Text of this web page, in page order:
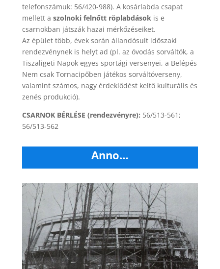
telefonszámuk: 56/420-988). A kosárlabda csapat
mellett a szolnoki felnőtt röplabdások is e
csarnokban játszák hazai mérkőzéseiket.
Az épület több, évek során állandósult időszaki
rendezvénynek is helyt ad (pl. az óvodás sorváltók, a
Tiszaligeti Napok egyes sportági versenyei, a Belépés
Nem csak Tornacipőben játékos sorváltóverseny,
valamint számos, nagy érdeklődést keltő kulturális és
zenés produkció).
CSARNOK BÉRLÉSE (rendezvényre): 56/513-561;
56/513-562
Anno…